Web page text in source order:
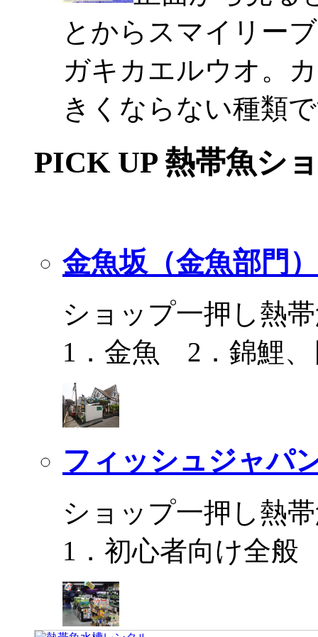
とからスマイリー
ガキカエルウオ。
きくならない種類
PICK UP 熱帯魚シ
金魚坂（金魚部門）
ショップ一押し熱
1．金魚 2．錦鯉、
フィッシュジャパ
ショップ一押し熱
1．初心者向け全